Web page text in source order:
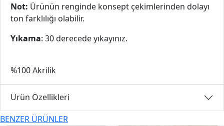
Not: Ürünün renginde konsept çekimlerinden dolayı
ton farklılığı olabilir.
Yıkama: 30 derecede yıkayınız.
%100 Akrilik
Ürün Özellikleri
BENZER ÜRÜNLER